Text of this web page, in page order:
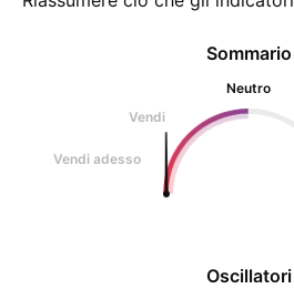
Oscillatori
Sommario
Neutro
Vendi
Vendi adesso